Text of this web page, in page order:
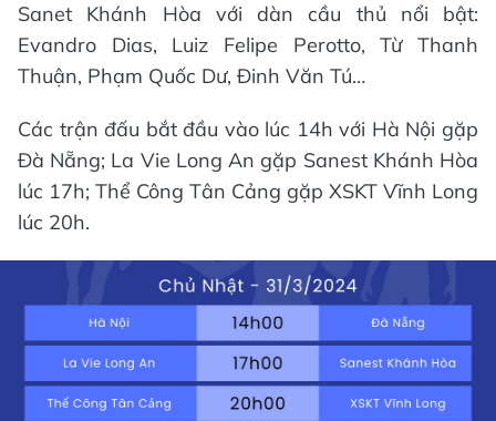
Sanet Khánh Hòa với dàn cầu thủ nổi bật:
Evandro Dias, Luiz Felipe Perotto, Từ Thanh
Thuận, Phạm Quốc Dư, Đinh Văn Tú…
Các trận đấu bắt đầu vào lúc 14h với Hà Nội gặp
Đà Nẵng; La Vie Long An gặp Sanest Khánh Hòa
lúc 17h; Thể Công Tân Cảng gặp XSKT Vĩnh Long
lúc 20h.